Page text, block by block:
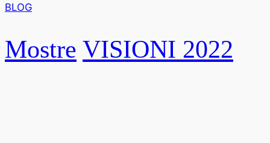
BLOG
Mostre VISIONI 2022